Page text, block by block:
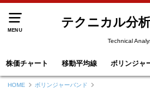
MENU
テクニカル分
Technical
株価チャート 移動平均線 ボリンジャ
HOME ボリンジャーバンド